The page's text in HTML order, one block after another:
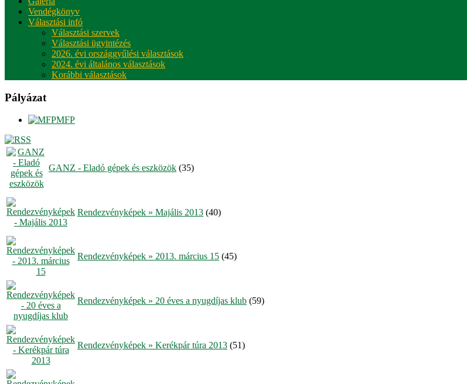
Vendégkönyv
Választási infó
Választási szervek
Választási ügyintézés
2026. évi országgyűlési választások
2024. évi általános választások
Korábbi választások
Pályázat
MFP
GANZ - Eladó gépek és eszközök (35)
Rendezvényképek » Majális 2013 (40)
Rendezvényképek » 2013. március 15 (45)
Rendezvényképek » 20 éves a nyugdíjas klub (59)
Rendezvényképek » Kerékpár túra 2013 (51)